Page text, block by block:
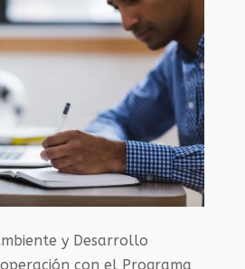
y Desarrollo
con el Programa